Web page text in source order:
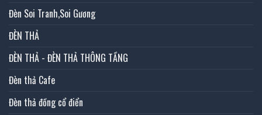
Đèn Soi Tranh,Soi Gương
ĐÈN THẢ
ĐÈN THẢ - ĐÈN THẢ THÔNG TẦNG
Đèn thả Cafe
Đèn thả đồng cổ điển